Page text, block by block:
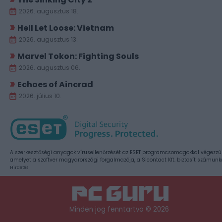
2026. augusztus 18.
Hell Let Loose: Vietnam
2026. augusztus 13.
Marvel Tokon: Fighting Souls
2026. augusztus 06.
Echoes of Aincrad
2026. július 10.
A szerkesztőségi anyagok vírusellenőrzését az ESET programcsomagokkal
amelyet a szoftver magyarországi forgalmazója, a Sicontact Kft. biztosít
Hirdetés
Minden jog fenntartva © 2026